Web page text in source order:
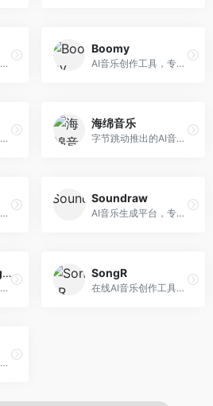
全栈自研AI音乐创作平台，支持从创作到发布的完整流程。面向独立音乐人和音乐工作室，提供作词作曲、编曲混音、音乐发布等服务，创作工具专业。
Boomy
AI音乐创作工具，专注于快速音乐生成与发布。面向音乐爱好者和业余创作者，支持一键生成原创音乐，可直接发布到音乐平台，创作门槛低。
AI音乐作曲家平台，专注于古典和影视配乐创作。面向影视制作人和游戏开发者，提供原创音乐生成、配乐定制等服务，音乐风格专业，适合影视游戏配乐。
海绵音乐
字节跳动推出的AI音乐创作平台，支持多风格音乐生成。面向内容创作者和音乐爱好者，提供歌词创作、旋律生成、编曲制作等服务，创作效率高，适合短视频配乐。
对话式音乐创作AI智能体，支持自然语言交互创作。面向音乐爱好者，通过对话方式完成音乐创作，交互体验友好，创作过程直观。
Soundraw
AI音乐生成平台，专注于免版税音乐创作。面向视频创作者和内容制作者，提供背景音乐生成、音乐定制等服务，音乐版权清晰，适合视频配乐场景。
Lyrics Into Song AI
歌词转歌曲AI工具，支持将歌词转化为完整歌曲。面向歌词创作者和音乐爱好者，提供歌词谱曲、编曲制作等服务，歌词音乐化效率高。
SongR
在线AI音乐创作工具，支持歌词与旋律一体化生成。面向内容创作者和音乐爱好者，提供歌词创作、旋律生成、音乐制作等服务，操作简便，创作速度快。
昆仑万维AI音乐商用创作平台，专注于商业音乐授权。面向企业和商业用户，提供版权音乐生成、商用授权等服务，音乐版权清晰，商业应用安全。